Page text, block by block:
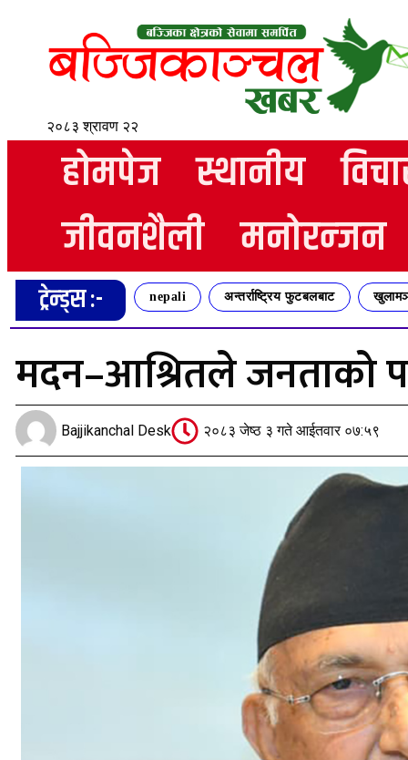
२०८३ श्रावण २२
होमपेज स्थानीय
जीवनशैली मनोरन्जन
ट्रेन्ड्स :- nepali अन्तर्राष्ट्रिय फुटबलबाट
मदन–आश्रितले जनताको
Bajjikanchal Desk २०८३ जेष्ठ ३ गते आईतवार ०७:५९